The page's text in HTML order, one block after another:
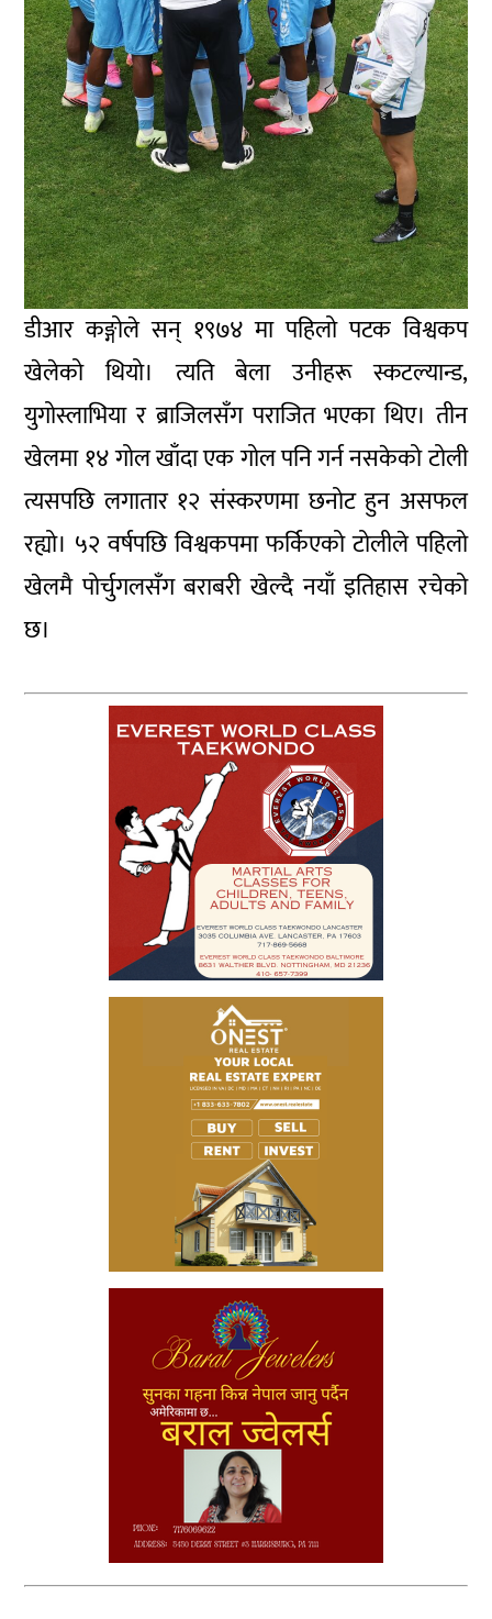
डीआर कङ्गोले सन् १९७४ मा पहिलो पटक विश्वकप
खेलेको थियो। त्यति बेला उनीहरू स्कटल्यान्ड,
युगोस्लाभिया र ब्राजिलसँग पराजित भएका थिए। तीन
खेलमा १४ गोल खाँदा एक गोल पनि गर्न नसकेको टोली
त्यसपछि लगातार १२ संस्करणमा छनोट हुन असफल
रह्यो। ५२ वर्षपछि विश्वकपमा फर्किएको टोलीले पहिलो
खेलमै पोर्चुगलसँग बराबरी खेल्दै नयाँ इतिहास रचेको
छ।